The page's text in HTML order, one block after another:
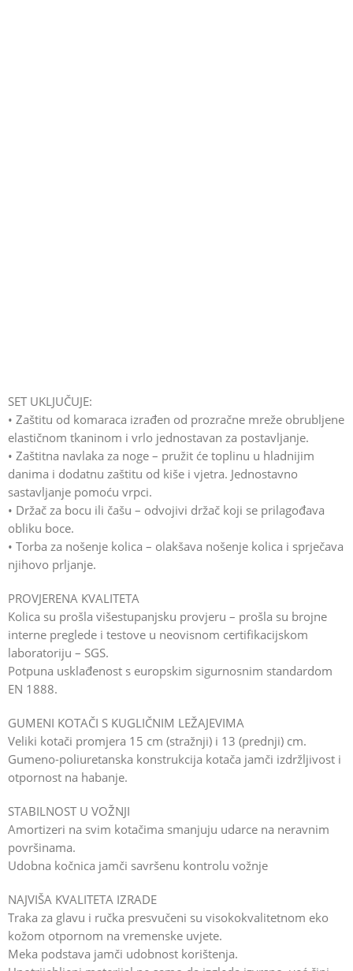
SET UKLJUČUJE:
• Zaštitu od komaraca izrađen od prozračne mreže obrubljene
elastičnom tkaninom i vrlo jednostavan za postavljanje.
• Zaštitna navlaka za noge – pružit će toplinu u hladnijim
danima i dodatnu zaštitu od kiše i vjetra. Jednostavno
sastavljanje pomoću vrpci.
• Držač za bocu ili čašu – odvojivi držač koji se prilagođava
obliku boce.
• Torba za nošenje kolica – olakšava nošenje kolica i sprječava
njihovo prljanje.
PROVJERENA KVALITETA
Kolica su prošla višestupanjsku provjeru – prošla su brojne
interne preglede i testove u neovisnom certifikacijskom
laboratoriju – SGS.
Potpuna usklađenost s europskim sigurnosnim standardom
EN 1888.
GUMENI KOTAČI S KUGLIČNIM LEŽAJEVIMA
Veliki kotači promjera 15 cm (stražnji) i 13 (prednji) cm.
Gumeno-poliuretanska konstrukcija kotača jamči izdržljivost i
otpornost na habanje.
STABILNOST U VOŽNJI
Amortizeri na svim kotačima smanjuju udarce na neravnim
površinama.
Udobna kočnica jamči savršenu kontrolu vožnje
NAJVIŠA KVALITETA IZRADE
Traka za glavu i ručka presvučeni su visokokvalitetnom eko
kožom otpornom na vremenske uvjete.
Meka podstava jamči udobnost korištenja.